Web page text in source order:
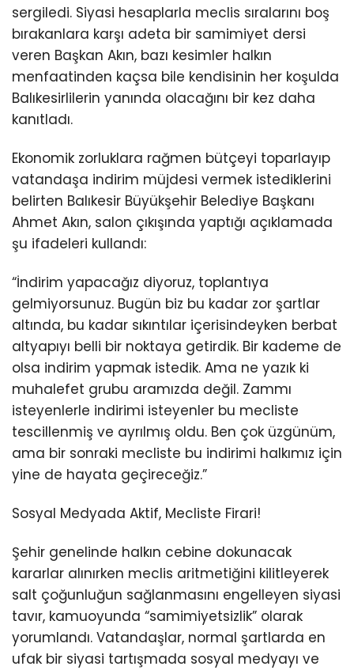
sergiledi. Siyasi hesaplarla meclis sıralarını boş
bırakanlara karşı adeta bir samimiyet dersi
veren Başkan Akın, bazı kesimler halkın
menfaatinden kaçsa bile kendisinin her koşulda
Balıkesirlilerin yanında olacağını bir kez daha
kanıtladı.
Ekonomik zorluklara rağmen bütçeyi toparlayıp
vatandaşa indirim müjdesi vermek istediklerini
belirten Balıkesir Büyükşehir Belediye Başkanı
Ahmet Akın, salon çıkışında yaptığı açıklamada
şu ifadeleri kullandı:
“İndirim yapacağız diyoruz, toplantıya
gelmiyorsunuz. Bugün biz bu kadar zor şartlar
altında, bu kadar sıkıntılar içerisindeyken berbat
altyapıyı belli bir noktaya getirdik. Bir kademe de
olsa indirim yapmak istedik. Ama ne yazık ki
muhalefet grubu aramızda değil. Zammı
isteyenlerle indirimi isteyenler bu mecliste
tescillenmiş ve ayrılmış oldu. Ben çok üzgünüm,
ama bir sonraki mecliste bu indirimi halkımız için
yine de hayata geçireceğiz.”
Sosyal Medyada Aktif, Mecliste Firari!
Şehir genelinde halkın cebine dokunacak
kararlar alınırken meclis aritmetiğini kilitleyerek
salt çoğunluğun sağlanmasını engelleyen siyasi
tavır, kamuoyunda “samimiyetsizlik” olarak
yorumlandı. Vatandaşlar, normal şartlarda en
ufak bir siyasi tartışmada sosyal medyayı ve